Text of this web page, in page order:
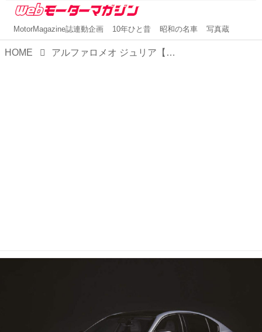
MotorMagazine誌連動企画 10年ひと昔 昭和の名車 写真蔵
HOME アルファロメオ ジュリア【1分で読める輸入車解説／2025年最新版】